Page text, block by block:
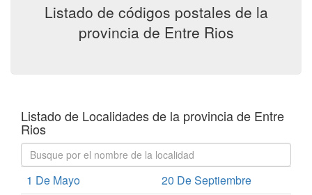
Listado de códigos postales de la
provincia de Entre Rios
Listado de Localidades de la provincia de Entre
Rios
1 De Mayo
20 De Septiembre